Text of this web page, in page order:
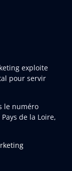
exploite
pour servir
le numéro
de la Loire,